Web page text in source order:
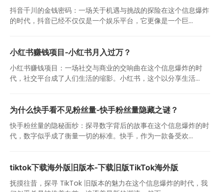
抖音千川的金钱密码：一场关于机遇与挑战的探险在这个信息爆炸
的时代，抖音已经不仅仅是一个娱乐平台，它更像是一个巨...
小红书赚钱项目-小红书月入过万？
小红书赚钱项目：一场社交与商业的交响曲在这个信息爆炸的时
代，社交平台成了人们生活的缩影。小红书，这个以分享生活...
为什么快手看不见粉丝量-快手粉丝量隐藏之谜？
快手粉丝量的隐秘面纱：探寻数字背后的故事在这个信息爆炸的时
代，数字似乎成了衡量一切的标准。快手，作为一款备受欢...
tiktok下载海外版旧版本-下载旧版TikTok海外版
抚摸往昔，探寻 TikTok 旧版本的魅力在这个信息爆炸的时代，我